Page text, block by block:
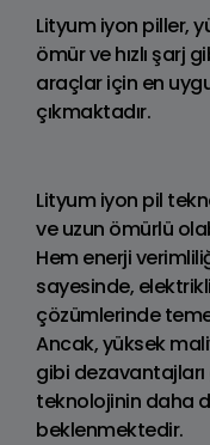
Lityum iyon piller,
ömür ve hızlı şarj
araçlar için en
çıkmaktadır.
Lityum iyon pil
ve uzun ömürlü
Hem enerji
sayesinde,
çözümlerinde
Ancak, yüksek
gibi
teknolojinin daha
beklenmektedir.